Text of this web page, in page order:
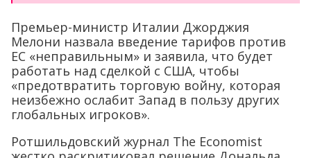
Премьер-министр Италии Джорджия
Мелони назвала введение тарифов против
ЕС «неправильным» и заявила, что будет
работать над сделкой с США, чтобы
«предотвратить торговую войну, которая
неизбежно ослабит Запад в пользу других
глобальных игроков».
Ротшильдовский журнал The Economist